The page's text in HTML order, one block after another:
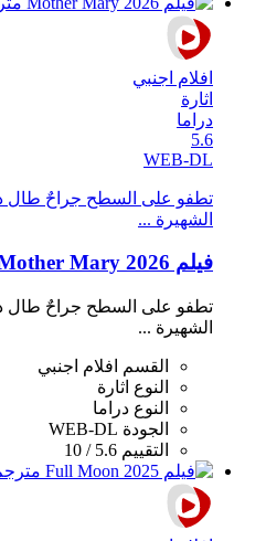
افلام اجنبي
اثارة
دراما
5.6
WEB-DL
تطفو على السطح جراحٌ طال
الشهيرة ...
فيلم Mother Mary 2026 مترجم HD
تطفو على السطح جراحٌ طال
الشهيرة ...
القسم
افلام اجنبي
النوع اثارة
النوع دراما
الجودة WEB-DL
التقييم 5.6 / 10